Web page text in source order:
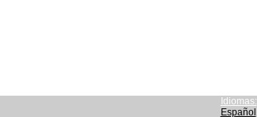
Idiomas:
Español